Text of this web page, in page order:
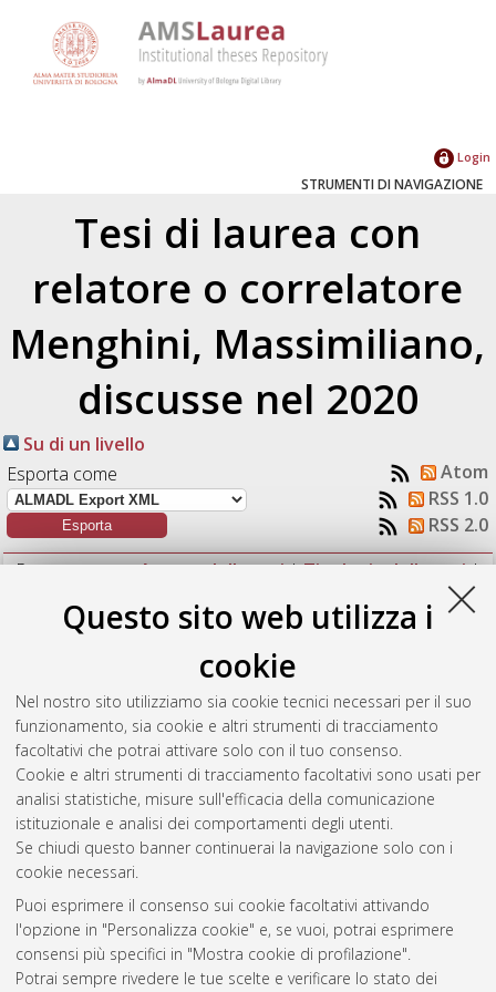
Questo sito web utilizza i
cookie
Nel nostro sito utilizziamo sia cookie tecnici necessari per il suo
funzionamento, sia cookie e altri strumenti di tracciamento
facoltativi che potrai attivare solo con il tuo consenso.
Cookie e altri strumenti di tracciamento facoltativi sono usati per
analisi statistiche, misure sull'efficacia della comunicazione
istituzionale e analisi dei comportamenti degli utenti.
Se chiudi questo banner continuerai la navigazione solo con i
cookie necessari.
Puoi esprimere il consenso sui cookie facoltativi attivando
l'opzione in "Personalizza cookie" e, se vuoi, potrai esprimere
consensi più specifici in "Mostra cookie di profilazione".
Potrai sempre rivedere le tue scelte e verificare lo stato dei
Login
STRUMENTI DI NAVIGAZIONE
Tesi di laurea con
relatore o correlatore
Menghini, Massimiliano,
discusse nel 2020
Su di un livello
Esporta come
Atom
RSS 1.0
RSS 2.0
Raggruppa per:Autore della tesi|Tipologia della tesi|
ed elaborazione dei dati di un Sonar multibeam.[Laurea
magistrale], Università di Bologna, Corso di Studio in
Ingegneria elettronica [LM-DM270], Documento ad accesso
riservato.
Questa lista e' stata generata ilFri Aug 7 07:06:39 2026 CEST
Atom
Rss 1.0
Rss 2.0